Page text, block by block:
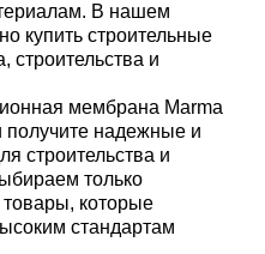
В нашем
купить строительные
строительства и
мембрана Marma
получите надежные и
строительства и
только
которые
стандартам